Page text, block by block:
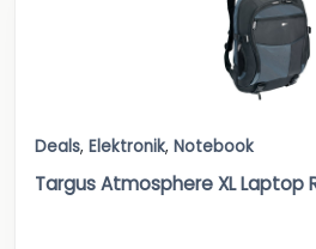
Deals, Elektronik, Notebook
Targus Atmosphere XL Laptop